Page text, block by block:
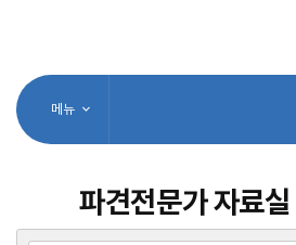
메뉴
파견전문가 자료실